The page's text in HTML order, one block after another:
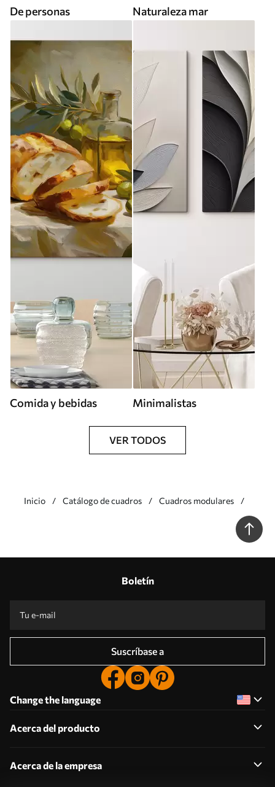
De personas Naturaleza mar
Comida y bebidas Minimalistas
VER TODOS
Inicio Catálogo de cuadros Cuadros modulares
Boletín
Suscríbase a
Change the language
Acerca del producto
Acerca de la empresa